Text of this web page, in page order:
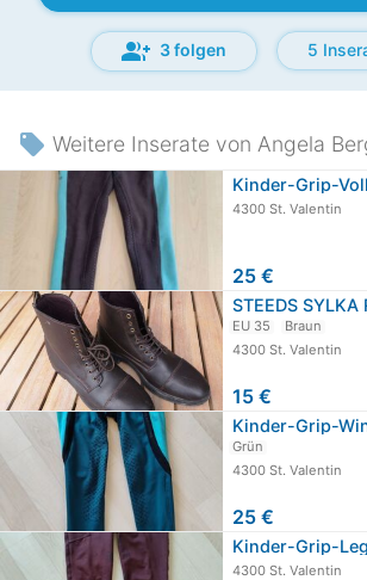
group_add 3 folgen 5
local_offer Weitere Inserate von Angela
4300 St. Valentin
25 €
STEEDS
EU 35
Braun
4300 St. Valentin
15 €
Kinder-Grip-
Grün
4300 St. Valentin
25 €
Kinder-Grip-
4300 St. Valentin